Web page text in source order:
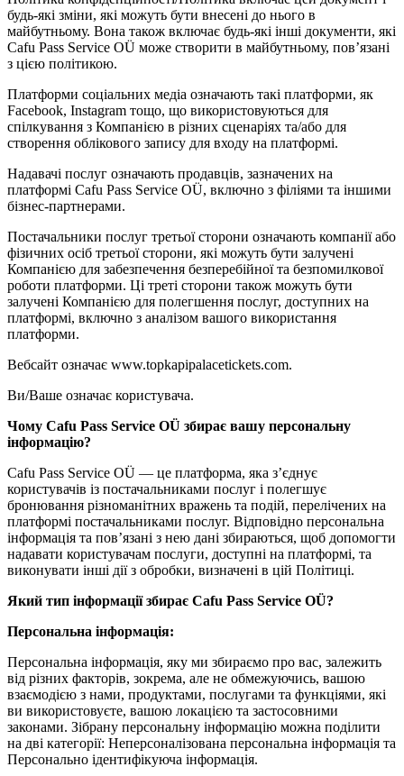
будь-які зміни, які можуть бути внесені до нього в
майбутньому. Вона також включає будь-які інші документи, які
Cafu Pass Service OÜ може створити в майбутньому, пов’язані
з цією політикою.
Платформи соціальних медіа означають такі платформи, як
Facebook, Instagram тощо, що використовуються для
спілкування з Компанією в різних сценаріях та/або для
створення облікового запису для входу на платформі.
Надавачі послуг означають продавців, зазначених на
платформі Cafu Pass Service OÜ, включно з філіями та іншими
бізнес-партнерами.
Постачальники послуг третьої сторони означають компанії або
фізичних осіб третьої сторони, які можуть бути залучені
Компанією для забезпечення безперебійної та безпомилкової
роботи платформи. Ці треті сторони також можуть бути
залучені Компанією для полегшення послуг, доступних на
платформі, включно з аналізом вашого використання
платформи.
Вебсайт означає www.topkapipalacetickets.com.
Ви/Ваше означає користувача.
Чому Cafu Pass Service OÜ збирає вашу персональну
інформацію?
Cafu Pass Service OÜ — це платформа, яка з’єднує
користувачів із постачальниками послуг і полегшує
бронювання різноманітних вражень та подій, перелічених на
платформі постачальниками послуг. Відповідно персональна
інформація та пов’язані з нею дані збираються, щоб допомогти
надавати користувачам послуги, доступні на платформі, та
виконувати інші дії з обробки, визначені в цій Політиці.
Який тип інформації збирає Cafu Pass Service OÜ?
Персональна інформація:
Персональна інформація, яку ми збираємо про вас, залежить
від різних факторів, зокрема, але не обмежуючись, вашою
взаємодією з нами, продуктами, послугами та функціями, які
ви використовуєте, вашою локацією та застосовними
законами. Зібрану персональну інформацію можна поділити
на дві категорії: Неперсоналізована персональна інформація та
Персонально ідентифікуюча інформація.